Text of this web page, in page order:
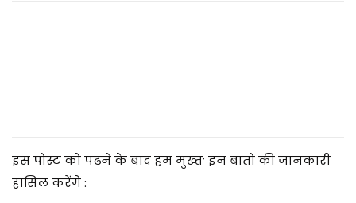
इस पोस्ट को पढ़ने के बाद हम मुख्तः इन बातो की जानकारी
हासिल करेंगे :